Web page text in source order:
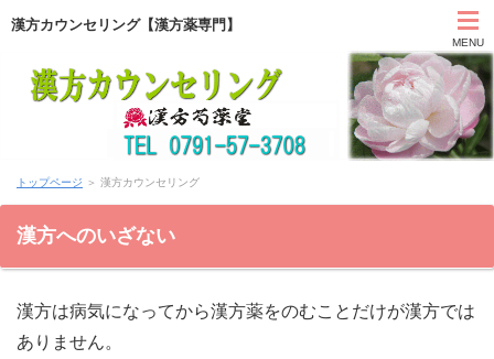
漢方カウンセリング【漢方薬専門】
MENU
アクセス
トップページ ＞ 漢方カウンセリング
漢方へのいざない
漢方は病気になってから漢方薬をのむことだけが漢方では
ありません。